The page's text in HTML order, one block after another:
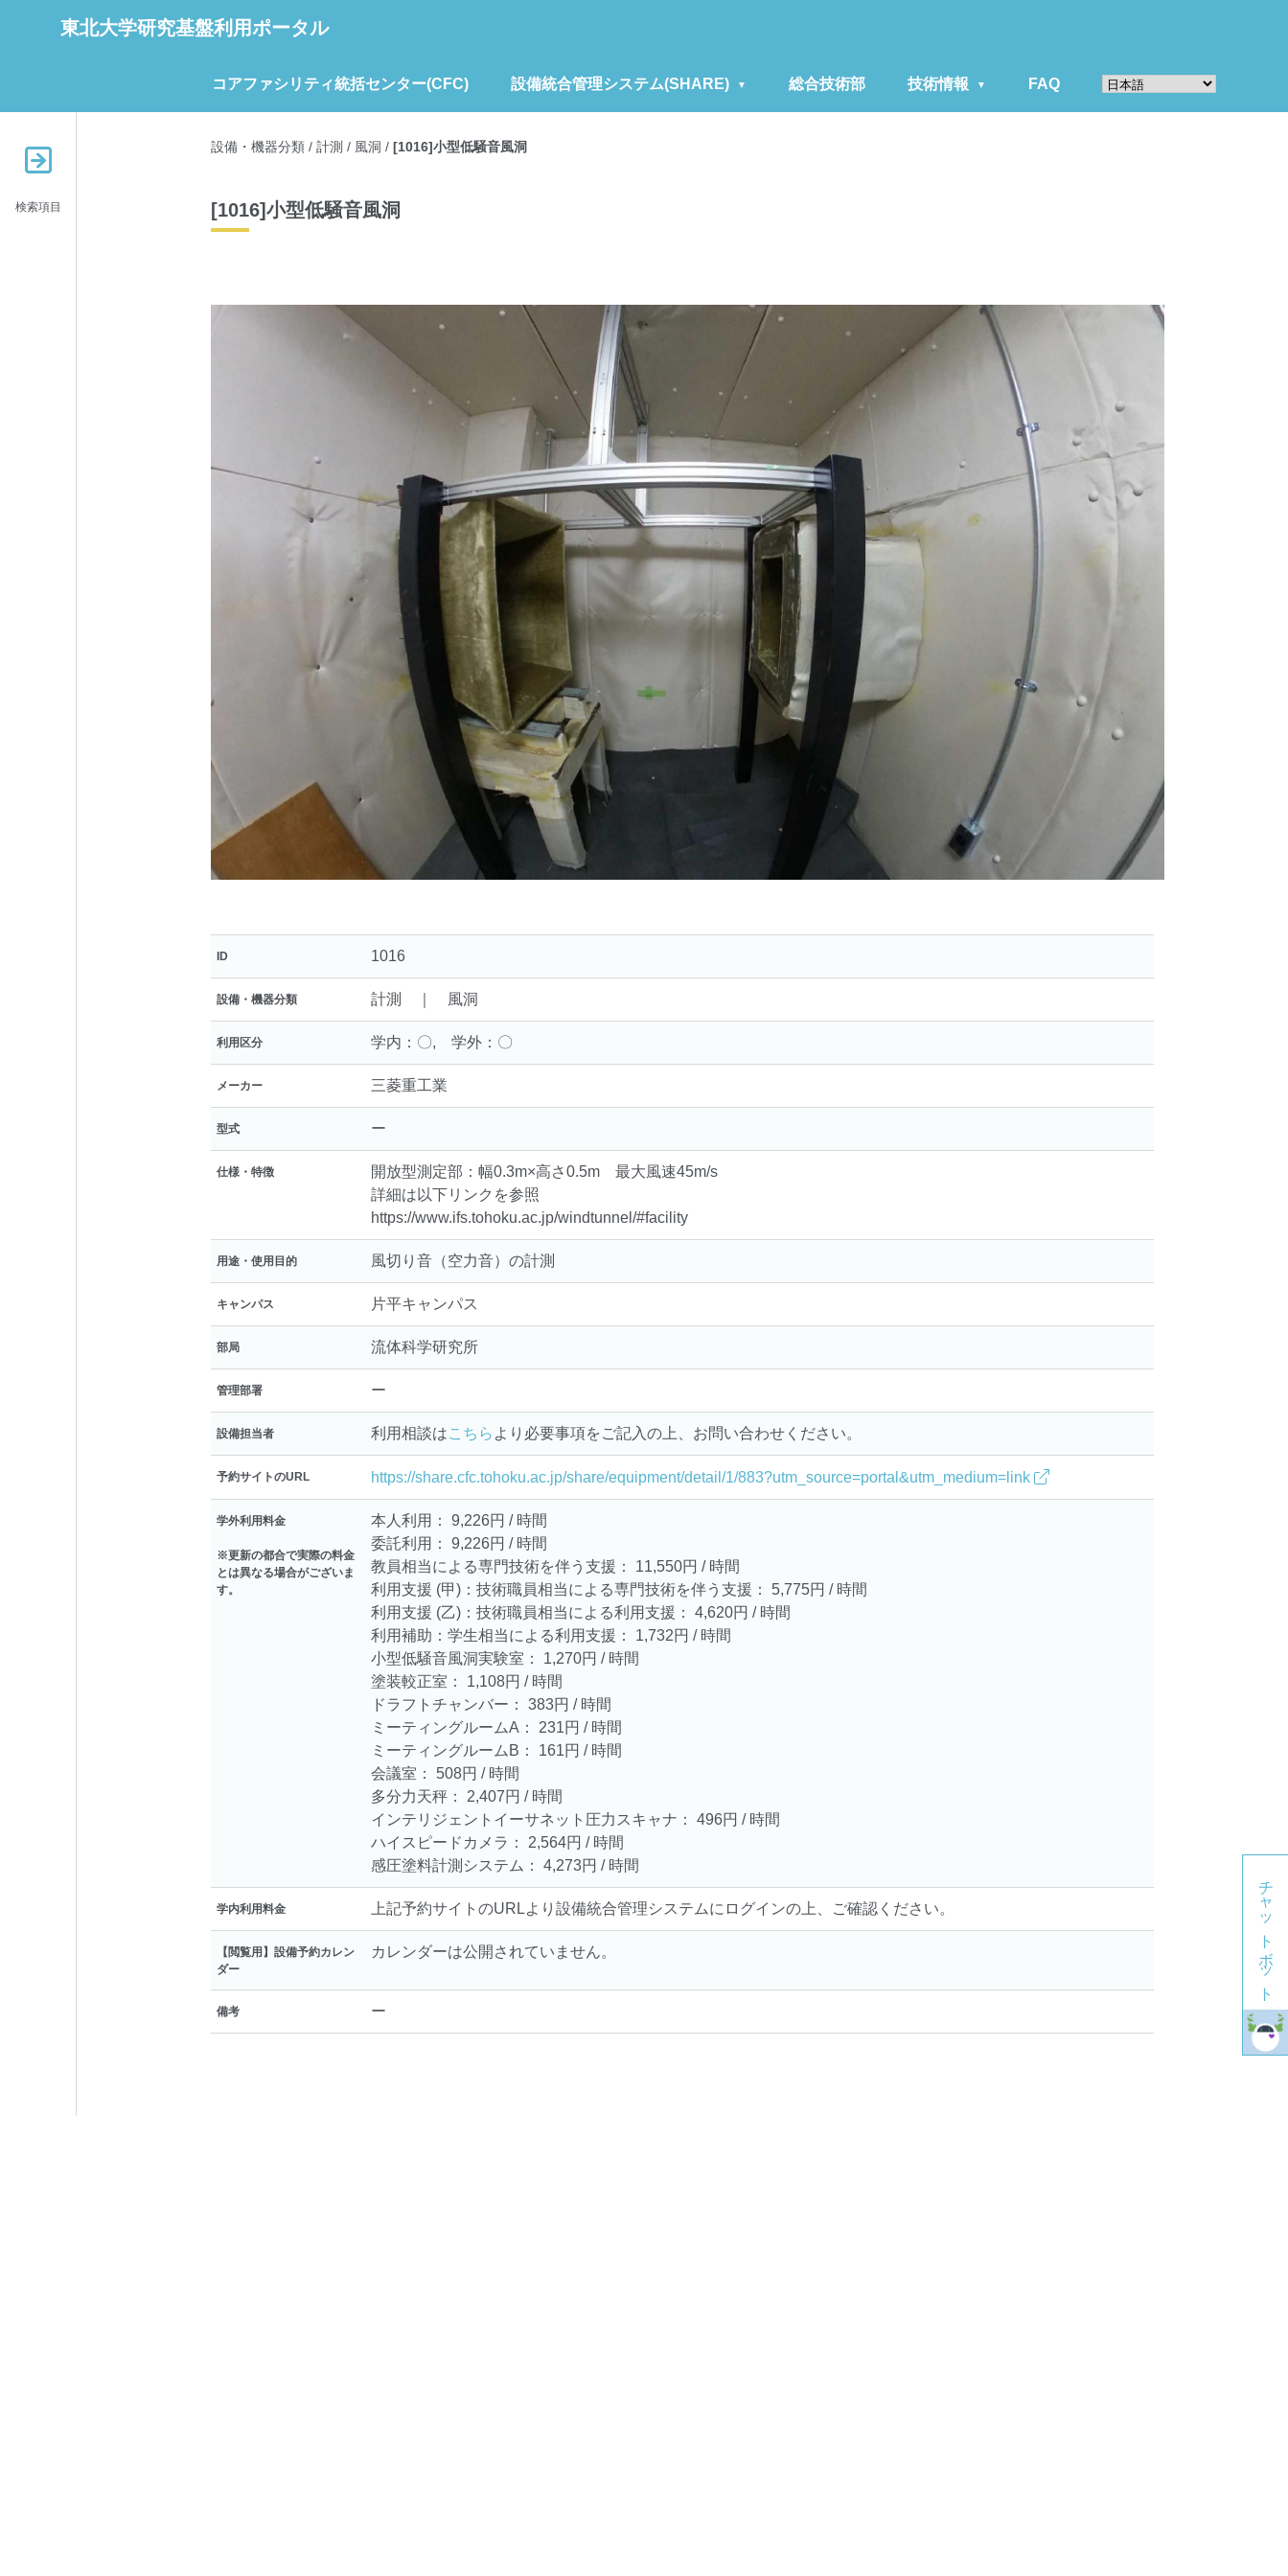
東北大学研究基盤利用ポータル
コアファシリティ統括センター(CFC) 設備統合管理システム(SHARE) 総合技術部 技術情報 FAQ
検索項目
設備・機器分類 / 計測 / 風洞 / [1016]小型低騒音風洞
[1016]小型低騒音風洞
ID 1016
設備・機器分類 計測 ｜ 風洞
利用区分 学内：〇, 学外：〇
メーカー 三菱重工業
型式 ー
仕様・特徴
開放型測定部：幅0.3m×高さ0.5m 最大風速45m/s
詳細は以下リンクを参照
https://www.ifs.tohoku.ac.jp/windtunnel/#facility
用途・使用目的 風切り音（空力音）の計測
キャンパス 片平キャンパス
部局 流体科学研究所
管理部署 ー
設備担当者 利用相談はこちら より必要事項をご記入の上、お問い合わせください。
予約サイトのURL https://share.cfc.tohoku.ac.jp/share/equipment/detail/1/883?utm_source=portal&utm_medium=link
学外利用料金
※更新の都合で実際の料金
とは異なる場合がございま
す。
本人利用： 9,226円 / 時間
委託利用： 9,226円 / 時間
教員相当による専門技術を伴う支援： 11,550円 / 時間
利用支援 (甲)：技術職員相当による専門技術を伴う支援： 5,775円 / 時間
利用支援 (乙)：技術職員相当による利用支援： 4,620円 / 時間
利用補助：学生相当による利用支援： 1,732円 / 時間
小型低騒音風洞実験室： 1,270円 / 時間
塗装較正室： 1,108円 / 時間
ドラフトチャンバー： 383円 / 時間
ミーティングルームA： 231円 / 時間
ミーティングルームB： 161円 / 時間
会議室： 508円 / 時間
多分力天秤： 2,407円 / 時間
インテリジェントイーサネット圧力スキャナ： 496円 / 時間
ハイスピードカメラ： 2,564円 / 時間
感圧塗料計測システム： 4,273円 / 時間
学内利用料金 上記予約サイトのURLより設備統合管理システムにログインの上、ご確認ください。
【閲覧用】設備予約カレン
ダー
カレンダーは公開されていません。
備考 ー
チャットボット